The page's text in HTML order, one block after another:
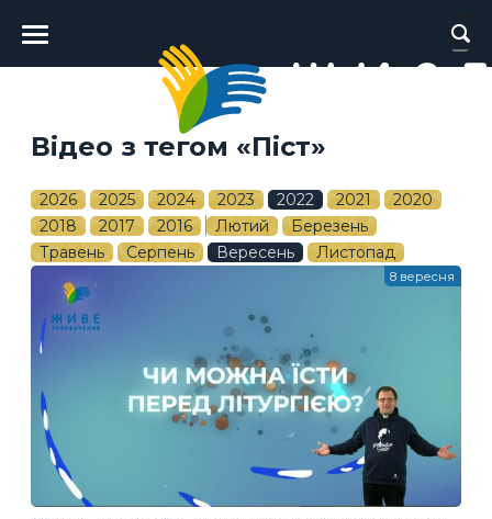
Головне
меню
Відео з тегом «Піст»
2026 2025 2024 2023 2022 2021
2020
2018
2017 2016 Лютий
Березень
Травень
Серпень Вересень Листопад
8 вересня